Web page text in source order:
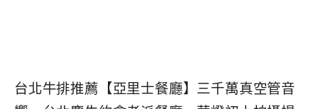
台北牛排推薦【亞里士餐廳】三千萬真空管音